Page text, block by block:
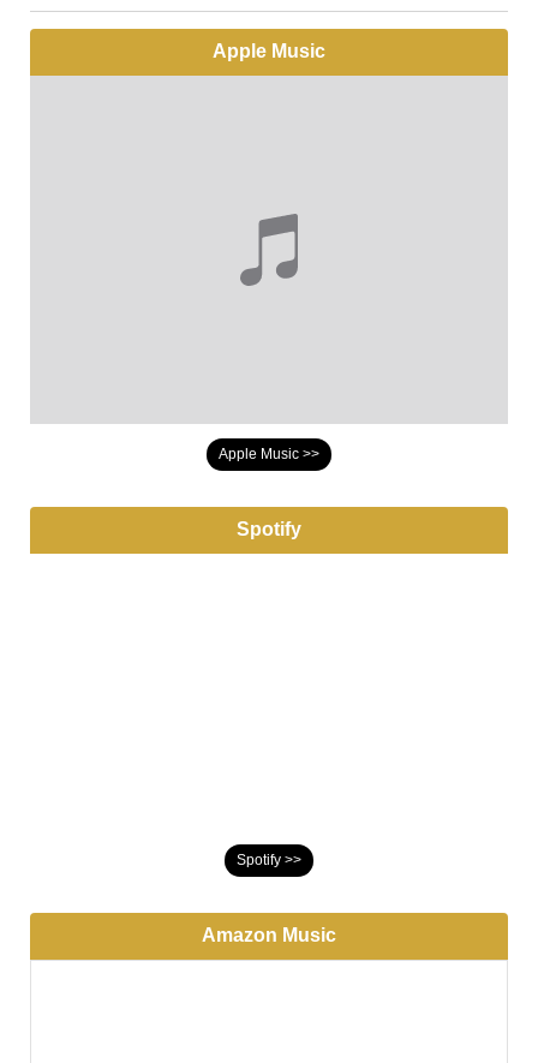
Apple Music
Apple Music >>
Spotify
Spotify >>
Amazon Music